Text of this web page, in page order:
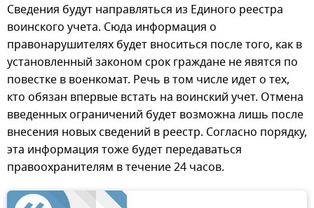
Сведения будут направляться из Единого реестра
воинского учета. Сюда информация о
правонарушителях будет вноситься после того, как в
установленный законом срок граждане не явятся по
повестке в военкомат. Речь в том числе идет о тех,
кто обязан впервые встать на воинский учет. Отмена
введенных ограничений будет возможна лишь после
внесения новых сведений в реестр. Согласно порядку,
эта информация тоже будет передаваться
правоохранителям в течение 24 часов.